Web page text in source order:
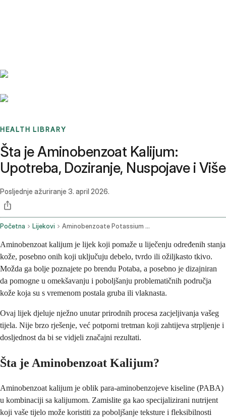
HEALTH LIBRARY
Šta je Aminobenzoat Kalijum:
Upotreba, Doziranje, Nuspojave i Više
Posljednje ažuriranje 3. april 2026.
Početna Lijekovi Aminobenzoate Potassium Oral Route
Aminobenzoat kalijum je lijek koji pomaže u liječenju određenih stanja
kože, posebno onih koji uključuju debelo, tvrdo ili ožiljkasto tkivo.
Možda ga bolje poznajete po brendu Potaba, a posebno je dizajniran
da pomogne u omekšavanju i poboljšanju problematičnih područja
kože koja su s vremenom postala gruba ili vlaknasta.
Ovaj lijek djeluje nježno unutar prirodnih procesa zacjeljivanja vašeg
tijela. Nije brzo rješenje, već potporni tretman koji zahtijeva strpljenje i
dosljednost da bi se vidjeli značajni rezultati.
Šta je Aminobenzoat Kalijum?
Aminobenzoat kalijum je oblik para-aminobenzojeve kiseline (PABA)
u kombinaciji sa kalijumom. Zamislite ga kao specijalizirani nutrijent
koji vaše tijelo može koristiti za poboljšanje teksture i fleksibilnosti